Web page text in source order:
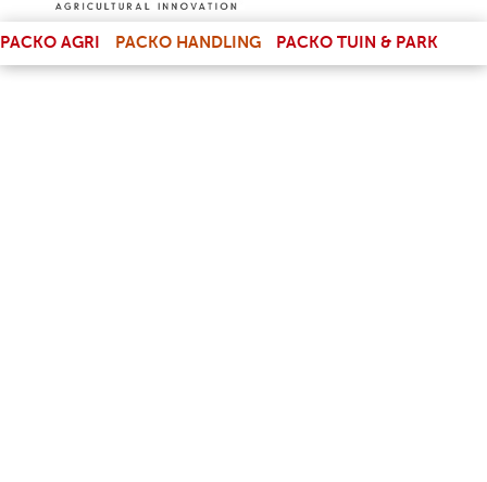
PACKO AGRI PACKO HANDLING PACKO TUIN & PARK